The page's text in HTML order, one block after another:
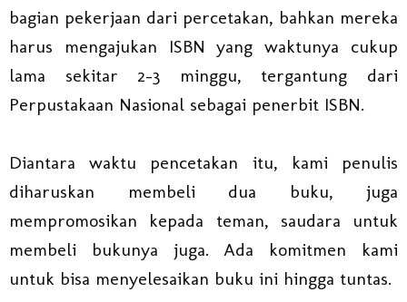
bagian pekerjaan dari percetakan, bahkan mereka
harus mengajukan ISBN yang waktunya cukup
lama sekitar 2-3 minggu, tergantung dari
Perpustakaan Nasional sebagai penerbit ISBN.
Diantara waktu pencetakan itu, kami penulis
diharuskan membeli dua buku, juga
mempromosikan kepada teman, saudara untuk
membeli bukunya juga. Ada komitmen kami
untuk bisa menyelesaikan buku ini hingga tuntas.